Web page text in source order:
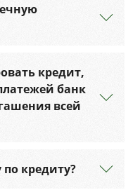
кредит,
банк
всей
кредиту?